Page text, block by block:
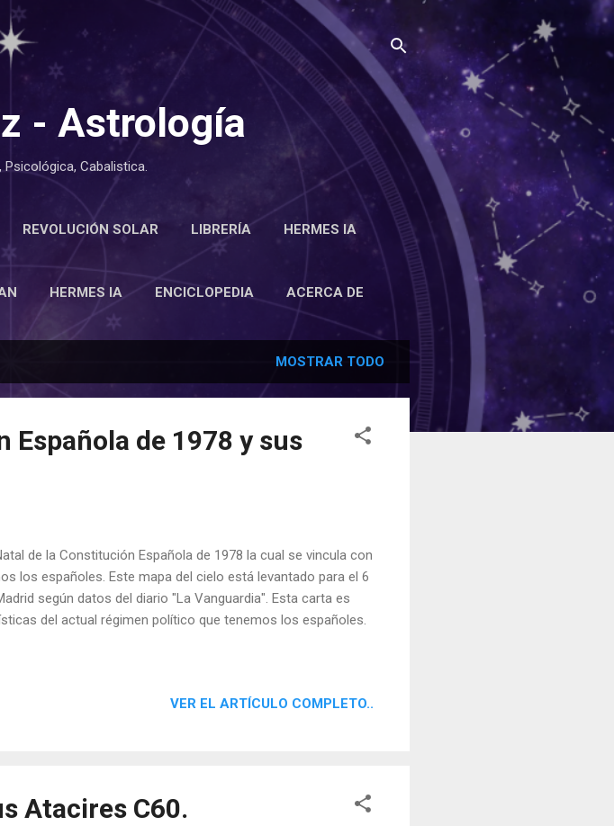
principal
- Astrología
Cabalistica.
REVOLUCIÓN SOLAR LIBRERÍA HERMES IA
MERIDIAN MÁS…
HERMES IA ENCICLOPEDIA ACERCA DE
MOSTRAR TODO
Española de 1978 y sus
de la Constitución Española de 1978 la cual se vincula con
los españoles. Este mapa del cielo está levantado para el 6
según datos del diario "La Vanguardia". Esta carta es
del actual régimen político que tenemos los españoles.
VER EL ARTÍCULO COMPLETO..
Atacires C60.